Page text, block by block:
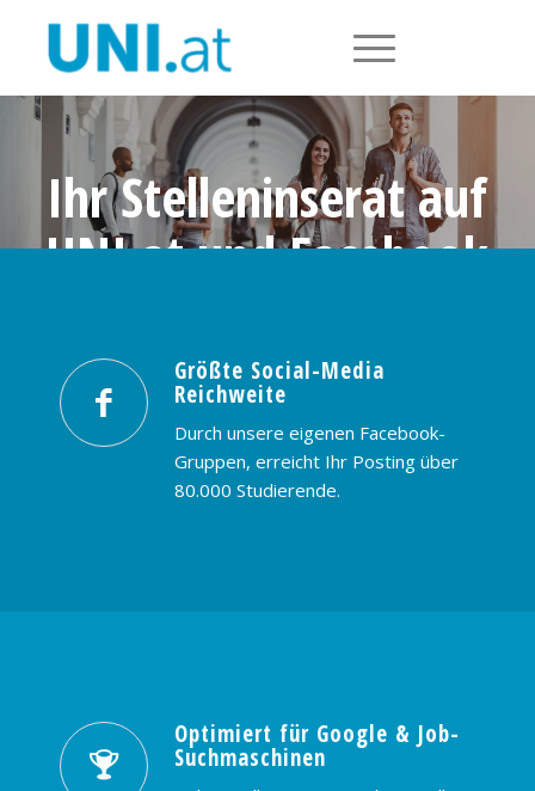
Ihr Stelleninserat auf
UNI.at und Facebook
PREISE & BUCHUNG KONTAKT
Größte Social-Media
Reichweite
Durch unsere eigenen Facebook-
Gruppen, erreicht Ihr Posting über
80.000 Studierende.
Optimiert für Google & Job-
Suchmaschinen